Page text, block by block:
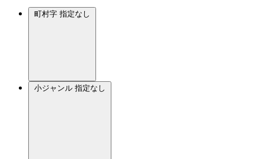
町村字 指定なし
小ジャンル 指定なし